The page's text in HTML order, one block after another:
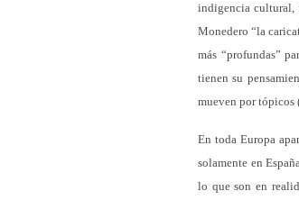
indigencia cultural,
Monedero “la
más “profundas”
tienen su
mueven por tópicos
En toda Europa
solamente en
lo que son en